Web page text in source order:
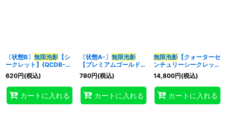
〔状態B〕 無限泡影 【シ
ークレット】{QCDB-
JP059}《罠》
620円(税込)
カートに入れる
〔状態A-〕 無限泡影
【プレミアムゴールド】
{RC03-JP049}《罠》
780円(税込)
カートに入れる
無限泡影【クォーターセ
ンチュリーシークレッ
ト】{RC04-JP076}
《罠》
14,800円(税込)
カートに入れる